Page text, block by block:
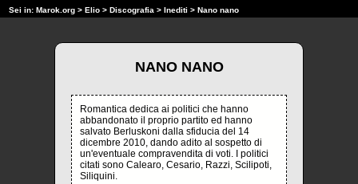
Sei in: Marok.org > Elio > Discografia > Inediti > Nano nano
NANO NANO
Romantica dedica ai politici che hanno
abbandonato il proprio partito ed hanno
salvato Berluskoni dalla sfiducia del 14
dicembre 2010, dando adito al sospetto di
un'eventuale compravendita di voti. I politici
citati sono Calearo, Cesario, Razzi, Scilipoti,
Siliquini.